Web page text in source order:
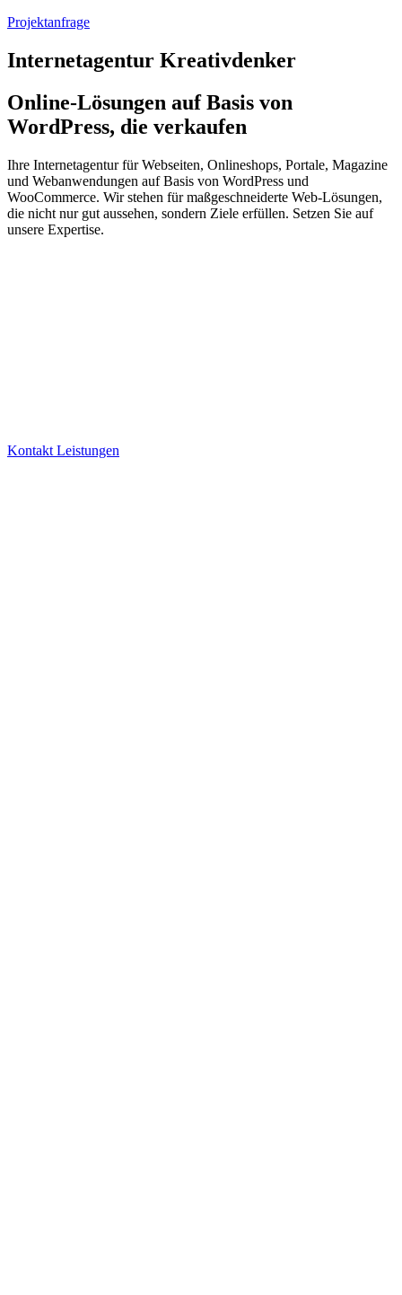
Projektanfrage
Internetagentur Kreativdenker
Online-Lösungen auf Basis von
WordPress, die verkaufen
Ihre Internetagentur für Webseiten, Onlineshops, Portale, Magazine
und Webanwendungen auf Basis von WordPress und
WooCommerce. Wir stehen für maßgeschneiderte Web-Lösungen,
die nicht nur gut aussehen, sondern Ziele erfüllen. Setzen Sie auf
unsere Expertise.
Kontakt Leistungen